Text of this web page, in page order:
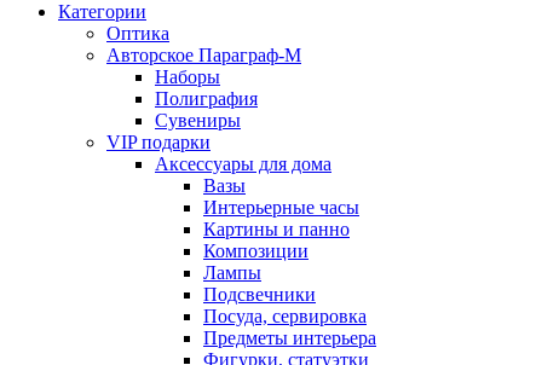
Категории
Оптика
Авторское Параграф-М
Наборы
Полиграфия
Сувениры
VIP подарки
Аксессуары для дома
Вазы
Интерьерные часы
Картины и панно
Композиции
Лампы
Подсвечники
Посуда, сервировка
Предметы интерьера
Фигурки, статуэтки